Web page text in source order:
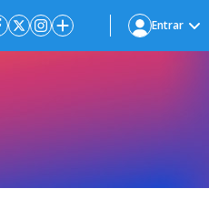
Entrar